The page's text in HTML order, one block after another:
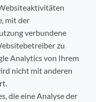
mit der
verbundene
zu
Analytics von Ihrem
nicht mit anderen
die eine Analyse der